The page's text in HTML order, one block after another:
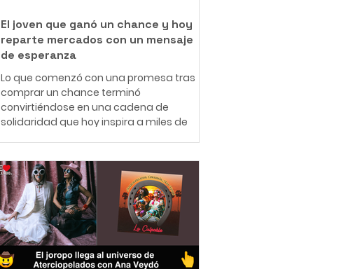
El joven que ganó un chance y hoy
reparte mercados con un mensaje
de esperanza
Lo que comenzó con una promesa tras
comprar un chance terminó
convirtiéndose en una cadena de
solidaridad que hoy inspira a miles de
conocido como "Panita", combina su
trabajo como barrendero en las calles de
Ibagué con una misión que resume en
una frase: "Bendecido para bendecir".
Desde muy pequeño, Leonardo entendió
lo que significa enfrentar dificultades
económicas. Creció en una familia de